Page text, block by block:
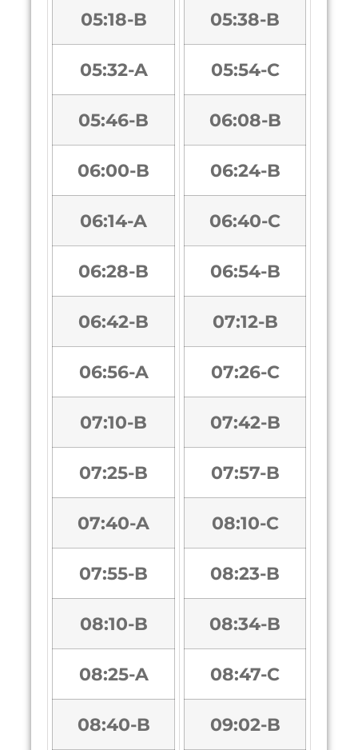
05:18-B
05:32-A
05:46-B
06:00-B
06:14-A
06:28-B
06:42-B
06:56-A
07:10-B
07:25-B
07:40-A
07:55-B
08:10-B
08:25-A
08:40-B
05:38-B
05:54-C
06:08-B
06:24-B
06:40-C
06:54-B
07:12-B
07:26-C
07:42-B
07:57-B
08:10-C
08:23-B
08:34-B
08:47-C
09:02-B